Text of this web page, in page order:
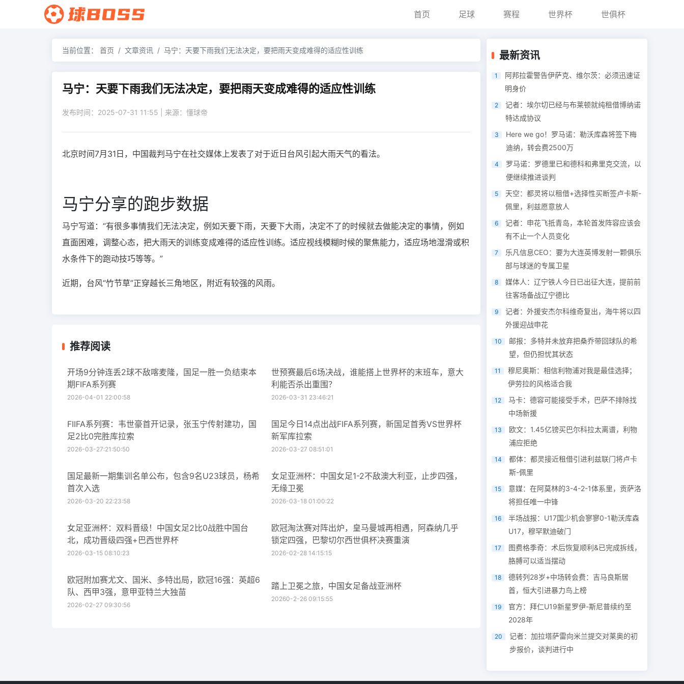
首页 足球 赛程 世界杯 世俱杯
当前位置： 首页 文章资讯 马宁：天要下雨我们无法决定，要把雨天变成难得的适应性训练
马宁：天要下雨我们无法决定，要把雨天变成难得的适应性训练
发布时间：2025-07-31 11:55 | 来源：懂球帝
北京时间7月31日，中国裁判马宁在社交媒体上发表了对于近日台风引起大雨天气的看法。
马宁分享的跑步数据
马宁写道：“有很多事情我们无法决定，例如天要下雨，天要下大雨，决定不了的时候就去做能决定的事情，例如
直面困难，调整心态，把大雨天的训练变成难得的适应性训练。适应视线模糊时候的聚焦能力，适应场地湿滑或积
水条件下的跑动技巧等等。​​​”
近期，台风“竹节草”正穿越长三角地区，附近有较强的风雨。
推荐阅读
开场9分钟连丢2球不敌喀麦隆，国足一胜一负结束本
期FIFA系列赛
2026-04-01 22:00:58
世预赛最后6场决战，谁能搭上世界杯的末班车，意大
利能否杀出重围？
2026-03-31 23:46:21
FIIFA系列赛：韦世豪首开记录，张玉宁传射建功，国
足2比0完胜库拉索
2026-03-27:21:50:50
国足今日14点出战FIFA系列赛，新国足首秀VS世界杯
新军库拉索
2026-03-27 08:51:01
国足最新一期集训名单公布，包含9名U23球员，杨希
首次入选
2026-03-20 22:23:58
女足亚洲杯：中国女足1-2不敌澳大利亚，止步四强，
无缘卫冕
2026-03-18 01:00:22
女足亚洲杯：双料晋级！中国女足2比0战胜中国台
北，成功晋级四强+巴西世界杯
2026-03-15 08:10:23
欧冠淘汰赛对阵出炉，皇马曼城再相遇，阿森纳几乎
锁定四强，巴黎切尔西世俱杯决赛重演
2026-02-28 14:15:15
欧冠附加赛尤文、国米、多特出局，欧冠16强：英超6
队、西甲3强，意甲亚特兰大独苗
2026-02-27 09:30:56
踏上卫冕之旅，中国女足备战亚洲杯
20260-2-26 09:15:55
最新资讯
1
阿邦拉霍警告伊萨克、维尔茨：必须迅速证
明身价
2
记者：埃尔切已经与布莱顿就纯租借博纳诺
特达成协议
3
Here we go！罗马诺：勒沃库森将签下梅
迪纳，转会费2500万
4
罗马诺：罗德里已和德科和弗里克交流，以
便继续推进谈判
5
天空：都灵将以租借+选择性买断签卢卡斯-
佩里，利兹愿意放人
6
记者：申花飞抵青岛，本轮首发阵容应该会
有不止一个人员变化
7
乐凡信息CEO：要为大连英博发射一颗俱乐
部与球迷的专属卫星
8
媒体人：辽宁铁人今日已出征大连，提前前
往客场备战辽宁德比
9
记者：外援安杰尔科维奇复出，海牛将以四
外援迎战申花
10
邮报：多特并未放弃把桑乔带回球队的希
望，但仍担忧其状态
11
穆尼奥斯：相信利物浦对我是最佳选择；
伊劳拉的风格适合我
12
马卡：德容可能接受手术，巴萨不排除找
中场新援
13
欧文：1.45亿镑买巴尔科拉太离谱，利物
浦应拒绝
14
都体：都灵接近租借引进利兹联门将卢卡
斯-佩里
15
意媒：在阿莫林的3-4-2-1体系里，贡萨洛
将担任唯一中锋
16
半场战报：U17国少机会寥寥0-1勒沃库森
U17，穆罕默迪破门
17
图费格季奇：术后恢复顺利&已完成拆线，
胳膊可以适当摆动
18
德转列28岁+中场转会费：吉马良斯居
首，恒大引进暴力鸟上榜
19
官方：拜仁U19新星罗伊-斯尼普续约至
2028年
20
记者：加拉塔萨雷向米兰提交对莱奥的初
步报价，谈判进行中